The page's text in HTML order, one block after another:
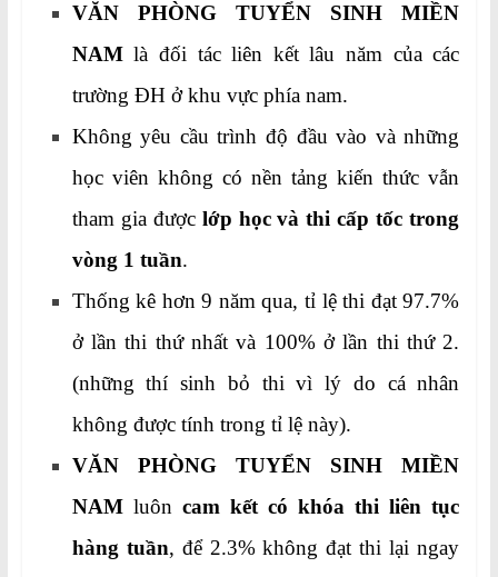
VĂN PHÒNG TUYỂN SINH MIỀN
NAMlà đối tác liên kết lâu năm của các
trường ĐH ở khu vực phía nam.
Không yêu cầu trình độ đầu vào và những
học viên không có nền tảng kiến thức vẫn
tham gia được lớp học và thi cấp tốc trong
vòng 1 tuần.
Thống kê hơn 9 năm qua, tỉ lệ thi đạt 97.7%
ở lần thi thứ nhất và 100% ở lần thi thứ 2.
(những thí sinh bỏ thi vì lý do cá nhân
không được tính trong tỉ lệ này).
VĂN PHÒNG TUYỂN SINH MIỀN
NAMluôn cam kết có khóa thi liên tục
hàng tuần, để 2.3% không đạt thi lại ngay